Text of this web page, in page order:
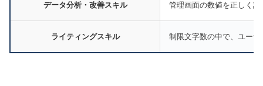
データ分析・改善スキル 管理画面の数値を正しく
ライティングスキル 制限文字数の中で、ユー